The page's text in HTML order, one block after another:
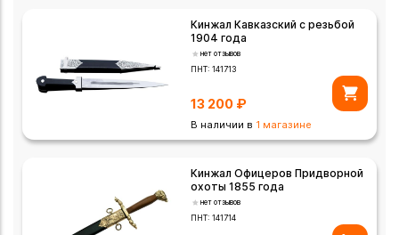
Кинжал Кавказский с резьбой
1904 года
нет отзывов
ПНТ:141713
13 200 ₽
В наличии в 1 магазине
Кинжал Офицеров Придворной
охоты 1855 года
нет отзывов
ПНТ:141714